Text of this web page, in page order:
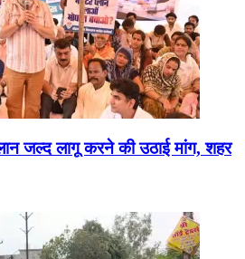
जल्द लागू करने की उठाई मांग, शहर